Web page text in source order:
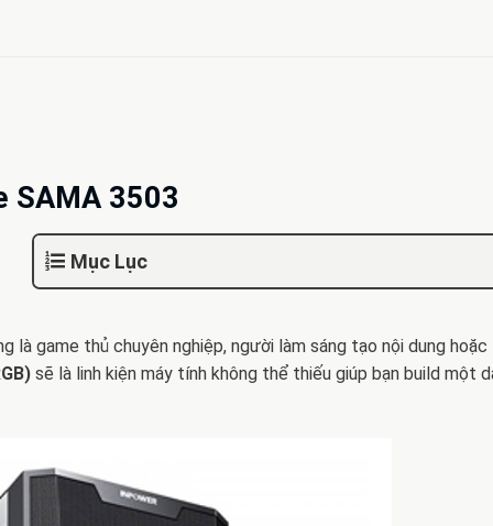
SAMA 3503
Mục Lục
là game thủ chuyên nghiệp, người làm sáng tạo nội dung
sẽ là linh kiện máy tính không thể thiếu giúp bạn build một